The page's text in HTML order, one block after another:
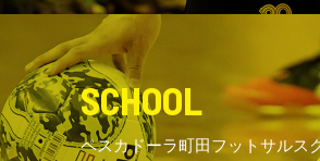
SCHOOL
ペスカドーラ町田フットサルス